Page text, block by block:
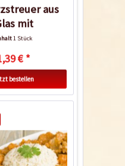
aus
mit
1 Stück
€ *
bestellen